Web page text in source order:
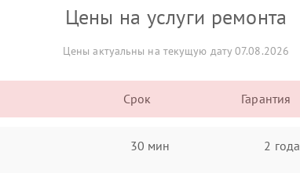
Цены на услуги ремонта
Цены актуальны на текущую дату 07.08.2026
Срок Гарантия
30 мин 2 года